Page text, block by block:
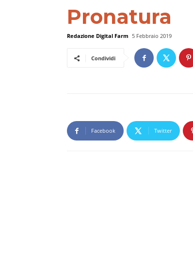
Pronatura
Redazione Digital Farm 5 Febbraio 2019
Condividi
Facebook Twitter